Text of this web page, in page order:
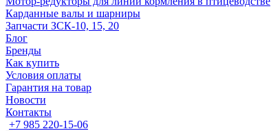
Карданные валы и шарниры
Запчасти ЗСК-10, 15, 20
Блог
Бренды
Как купить
Условия оплаты
Гарантия на товар
Новости
Контакты
+7 985 220-15-06